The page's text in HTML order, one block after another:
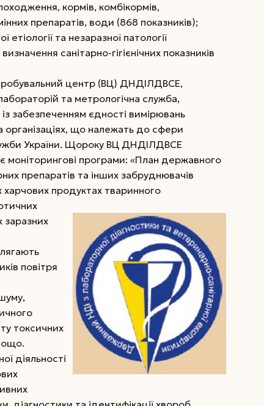
кормів, комбікормів,
препаратів, води (868 показників);
та незаразної патології
санітарно-гігієнічних показників
центр (ВЦ) ДНДІЛДВСЕ,
та метрологічна служба,
забезпеченням єдності вимірювань
організаціях, що належать до сфери
України. Щороку ВЦ ДНДІЛДВСЕ
моніторингові програми: «План державного
препаратів та інших забруднювачів
продуктах тваринного
заразних
повітря
токсичних
діяльності